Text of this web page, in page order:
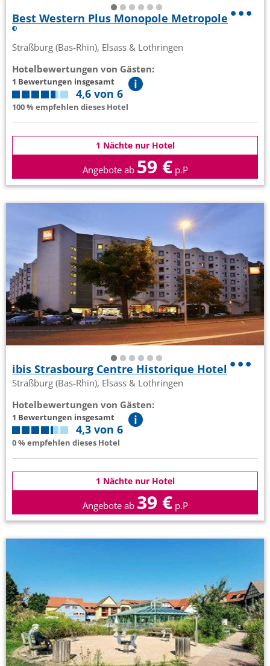
Best Western Plus Monopole Metropole
Straßburg (Bas-Rhin), Elsass & Lothringen
Hotelbewertungen von Gästen:
1 Bewertungen insgesamt
4,6 von 6
100 % empfehlen dieses Hotel
1 Nächte nur Hotel
Angebote ab 59 € p.P
ibis Strasbourg Centre Historique Hotel
Straßburg (Bas-Rhin), Elsass & Lothringen
Hotelbewertungen von Gästen:
1 Bewertungen insgesamt
4,3 von 6
0 % empfehlen dieses Hotel
1 Nächte nur Hotel
Angebote ab 39 € p.P